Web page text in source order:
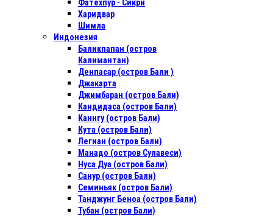
Фатехпур - Сикри
Харидвар
Шимла
Индонезия
Баликпапан (остров
Калимантан)
Денпасар (остров Бали )
Джакарта
Джимбаран (остров Бали)
Кандидаса (остров Бали)
Каннгу (остров Бали)
Кута (остров Бали)
Легиан (остров Бали)
Манадо (остров Сулавеси)
Нуса Дуа (остров Бали)
Санур (остров Бали)
Семиньяк (остров Бали)
Танджунг Беноа (остров Бали)
Тубан (остров Бали)